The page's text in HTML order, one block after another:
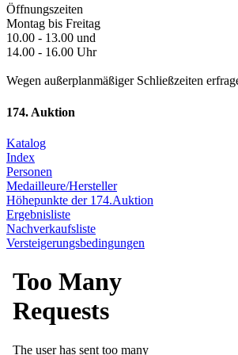
Öffnungszeiten
Montag bis Freitag
10.00 - 13.00 und
14.00 - 16.00 Uhr
Wegen außerplanmäßiger Schließzeiten
174. Auktion
Katalog
Index
Personen
Medailleure/Hersteller
Höhepunkte der 174.Auktion
Ergebnisliste
Nachverkaufsliste
Versteigerungsbedingungen